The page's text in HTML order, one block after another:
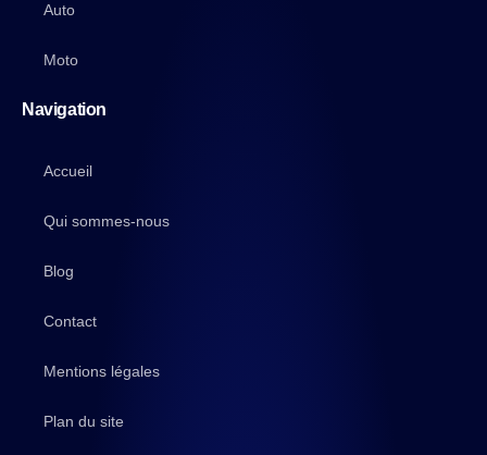
Auto
Moto
Navigation
Accueil
Qui sommes-nous
Blog
Contact
Mentions légales
Plan du site